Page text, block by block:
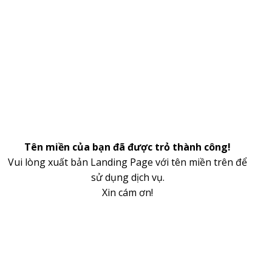
Tên miền của bạn đã được trỏ thành công!
Vui lòng xuất bản Landing Page với tên miền trên để
sử dụng dịch vụ.
Xin cám ơn!